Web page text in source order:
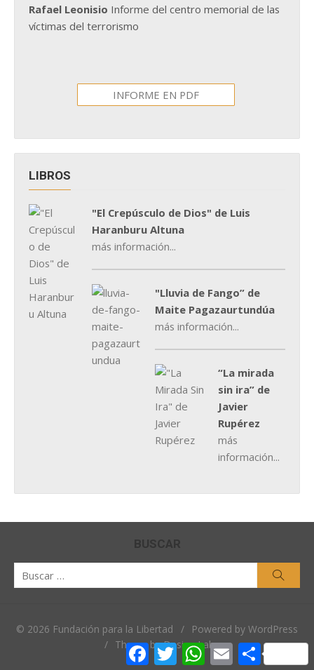
Rafael Leonisio Informe del centro memorial de las
víctimas del terrorismo
INFORME EN PDF
LIBROS
"El Crepúsculo de Dios" de Luis
Haranburu Altuna
más información...
"Lluvia de Fango” de
Maite Pagazaurtundúa
más información...
“La mirada
sin ira” de
Javier
Rupérez
más
información...
BUSCAR
© 2026 Fundación para la Libertad /
Powered by WordPress
/ Theme by Design Lab
Facebook
TwitterWhatsApp
EmailCompartir